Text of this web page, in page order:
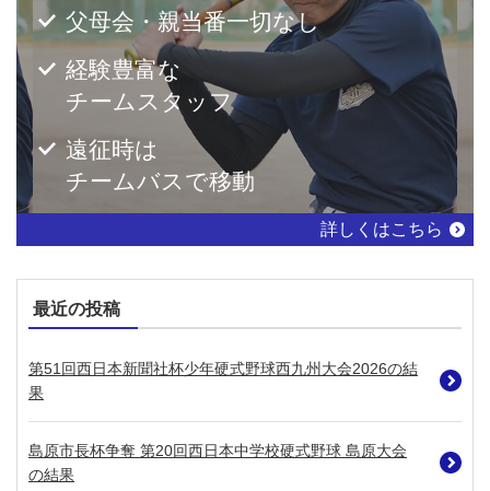
父母会・親当番一切なし
経験豊富な
チームスタッフ
遠征時は
チームバスで移動
詳しくはこちら
最近の投稿
第51回西日本新聞社杯少年硬式野球西九州大会2026の結
果
島原市長杯争奪 第20回西日本中学校硬式野球 島原大会
の結果